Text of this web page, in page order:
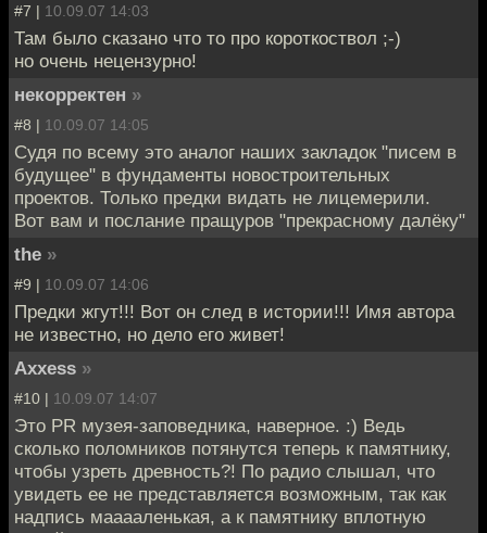
#7 | 10.09.07 14:03
Там было сказано что то про короткоствол ;-)
но очень нецензурно!
некорректен »
#8 | 10.09.07 14:05
Судя по всему это аналог наших закладок "писем в
будущее" в фундаменты новостроительных
проектов. Только предки видать не лицемерили.
Вот вам и послание пращуров "прекрасному далёку"
the »
#9 | 10.09.07 14:06
Предки жгут!!! Вот он след в истории!!! Имя автора
не известно, но дело его живет!
Axxess »
#10 | 10.09.07 14:07
Это PR музея-заповедника, наверное. :) Ведь
сколько поломников потянутся теперь к памятнику,
чтобы узреть древность?! По радио слышал, что
увидеть ее не представляется возможным, так как
надпись мааааленькая, а к памятнику вплотную